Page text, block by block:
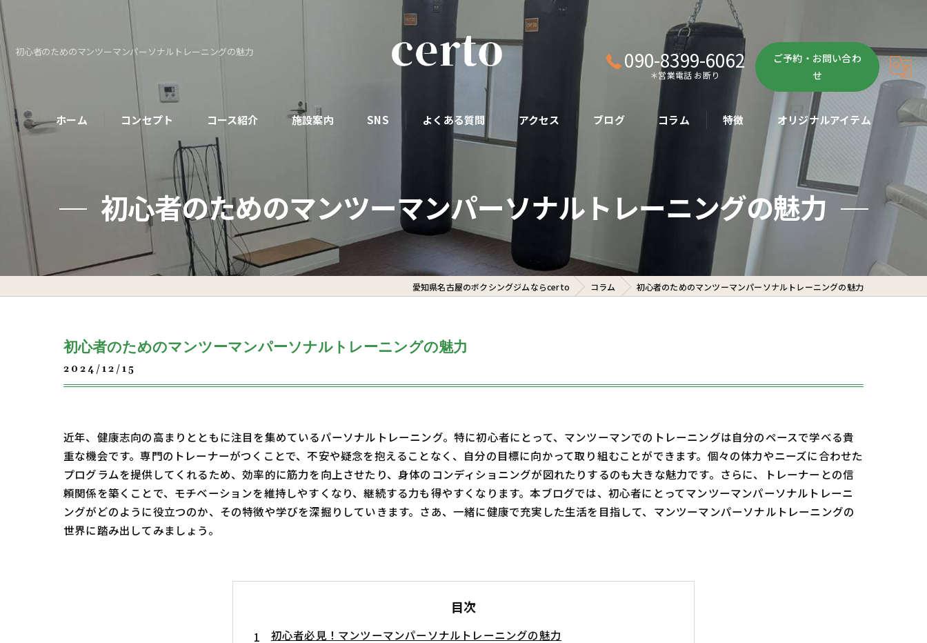
初心者のためのマンツーマンパーソナルトレーニングの魅力 090-8399-6062
＊営業電話 お断り
ご予約・お問い合わ
せ
ホーム コンセプト コース紹介
パーソナルコース
初めての方へ
施設案内 SNS よくある質問 アクセス ブログ コラム 特徴
ボクササイズ
パーソナル
ボディメイク
初心者
ダイエット
オリジナルアイテム
初心者のためのマンツーマンパーソナルトレーニングの魅力
愛知県名古屋のボクシングジムならcerto コラム 初心者のためのマンツーマンパーソナルトレーニングの魅力
初心者のためのマンツーマンパーソナルトレーニングの魅力
2024/12/15
近年、健康志向の高まりとともに注目を集めているパーソナルトレーニング。特に初心者にとって、マンツーマンでのトレーニングは自分のペースで学べる貴
重な機会です。専門のトレーナーがつくことで、不安や疑念を抱えることなく、自分の目標に向かって取り組むことができます。個々の体力やニーズに合わせた
プログラムを提供してくれるため、効率的に筋力を向上させたり、身体のコンディショニングが図れたりするのも大きな魅力です。さらに、トレーナーとの信
頼関係を築くことで、モチベーションを維持しやすくなり、継続する力も得やすくなります。本ブログでは、初心者にとってマンツーマンパーソナルトレーニ
ングがどのように役立つのか、その特徴や学びを深掘りしていきます。さあ、一緒に健康で充実した生活を目指して、マンツーマンパーソナルトレーニングの
世界に踏み出してみましょう。
目次
初心者必見！マンツーマンパーソナルトレーニングの魅力